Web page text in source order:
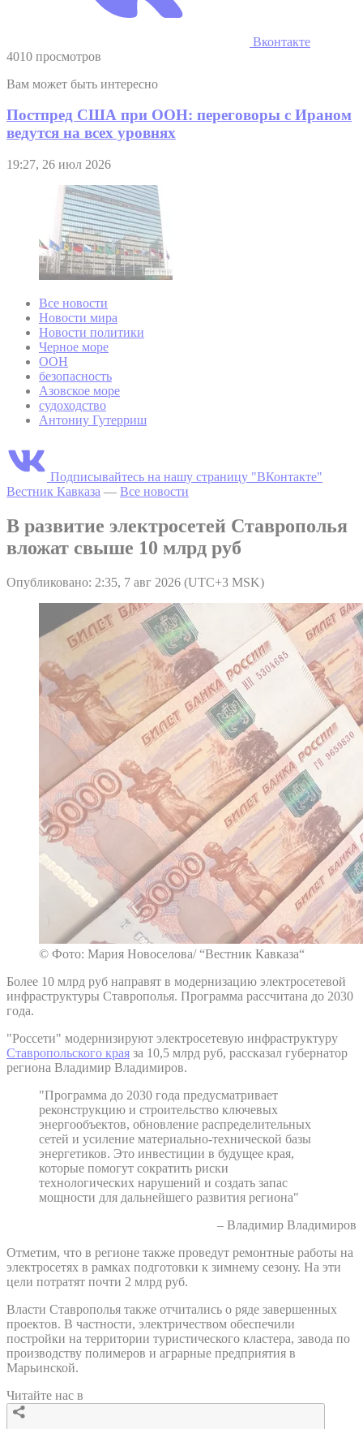
Вконтакте
4010 просмотров
Вам может быть интересно
Постпред США при ООН: переговоры с Ираном
ведутся на всех уровнях
19:27, 26 июл 2026
Все новости
Новости мира
Новости политики
Черное море
ООН
безопасность
Азовское море
судоходство
Антониу Гутерриш
Подписывайтесь на нашу страницу "ВКонтакте"
Вестник Кавказа — Все новости
В развитие электросетей Ставрополья
вложат свыше 10 млрд руб
Опубликовано: 2:35, 7 авг 2026 (UTC+3 MSK)
© Фото: Мария Новоселова/ “Вестник Кавказа“
Более 10 млрд руб направят в модернизацию электросетевой
инфраструктуры Ставрополья. Программа рассчитана до 2030
года.
"Россети" модернизируют электросетевую инфраструктуру
Ставропольского края за 10,5 млрд руб, рассказал губернатор
региона Владимир Владимиров.
"Программа до 2030 года предусматривает
реконструкцию и строительство ключевых
энергообъектов, обновление распределительных
сетей и усиление материально-технической базы
энергетиков. Это инвестиции в будущее края,
которые помогут сократить риски
технологических нарушений и создать запас
мощности для дальнейшего развития региона"
– Владимир Владимиров
Отметим, что в регионе также проведут ремонтные работы на
электросетях в рамках подготовки к зимнему сезону. На эти
цели потратят почти 2 млрд руб.
Власти Ставрополья также отчитались о ряде завершенных
проектов. В частности, электричеством обеспечили
постройки на территории туристического кластера, завода по
производству полимеров и аграрные предприятия в
Марьинской.
Читайте нас в